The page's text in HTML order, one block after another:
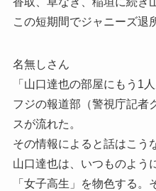
この短期間でジャニーズ退
名無しさん
「山口達也の部屋にもう1
フジの報道部（警視庁記者
スが流れた。
その情報によると話はこう
山口達也は、いつものよう
「女子高生」を物色する